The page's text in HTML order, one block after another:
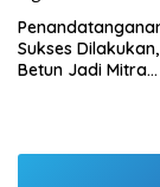
Sukses Dilakukan,
Betun Jadi Mitra